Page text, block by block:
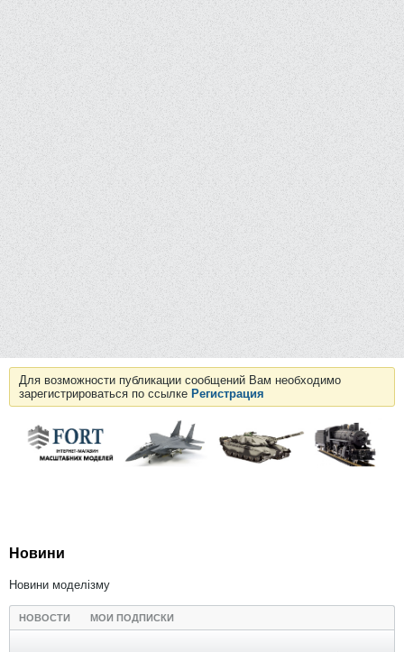
Для возможности публикации сообщений Вам необходимо
зарегистрироваться по ссылке Регистрация
Новини
Новини моделізму
НОВОСТИ МОИ ПОДПИСКИ